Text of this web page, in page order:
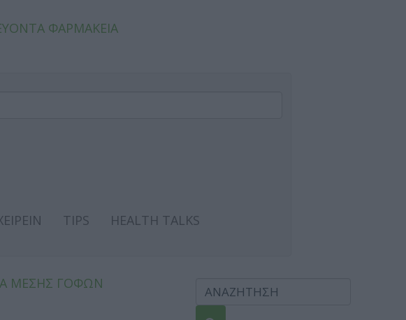
ΦΑΡΜΑΚΕΙΑ
TIPS
HEALTH TALKS
ΜΕΣΗΣ ΓΟΦΩΝ